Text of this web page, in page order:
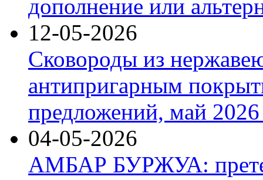
дополнение или
12-05-2026
Сковороды из
антипригарным
предложений, май 2026
04-05-2026
АМБАР БУРЖУА: